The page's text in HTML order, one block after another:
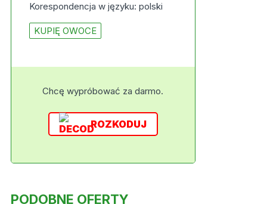
Korespondencja w języku: polski
KUPIĘ OWOCE
Chcę wypróbować za darmo.
ROZKODUJ
PODOBNE OFERTY